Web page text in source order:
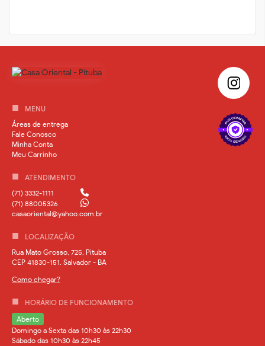
MENU
Áreas de entrega
Fale Conosco
Minha Conta
Meu Carrinho
ATENDIMENTO
(71) 3332-1111
(71) 88005326
casaoriental@yahoo.com.br
LOCALIZAÇÃO
Rua Mato Grosso, 725, Pituba
CEP 41830-151. Salvador - BA
Como chegar?
HORÁRIO DE FUNCIONAMENTO
Aberto
Domingo a Sexta das 10h30 às 22h30
Sábado das 10h30 às 22h45